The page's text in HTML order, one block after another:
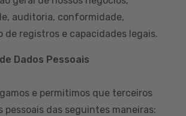
auditoria, conformidade,
de registros e capacidades legais.
Dados Pessoais
e permitimos que terceiros
pessoais das seguintes maneiras: